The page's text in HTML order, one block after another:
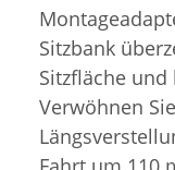
Sitzbank
Sitzfläche
Verwöhnen